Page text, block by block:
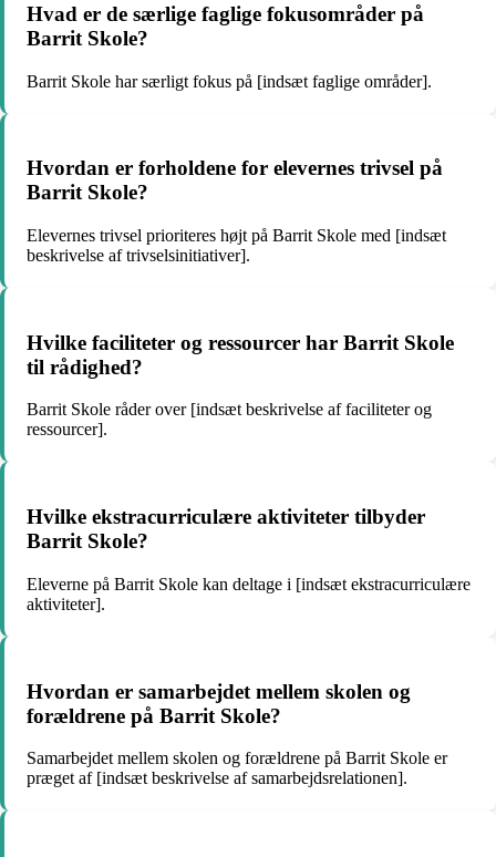
Hvad er de særlige faglige fokusområder på
Barrit Skole?
Barrit Skole har særligt fokus på [indsæt faglige områder].
Hvordan er forholdene for elevernes trivsel på
Barrit Skole?
Elevernes trivsel prioriteres højt på Barrit Skole med [indsæt
beskrivelse af trivselsinitiativer].
Hvilke faciliteter og ressourcer har Barrit Skole
til rådighed?
Barrit Skole råder over [indsæt beskrivelse af faciliteter og
ressourcer].
Hvilke ekstracurriculære aktiviteter tilbyder
Barrit Skole?
Eleverne på Barrit Skole kan deltage i [indsæt ekstracurriculære
aktiviteter].
Hvordan er samarbejdet mellem skolen og
forældrene på Barrit Skole?
Samarbejdet mellem skolen og forældrene på Barrit Skole er
præget af [indsæt beskrivelse af samarbejdsrelationen].